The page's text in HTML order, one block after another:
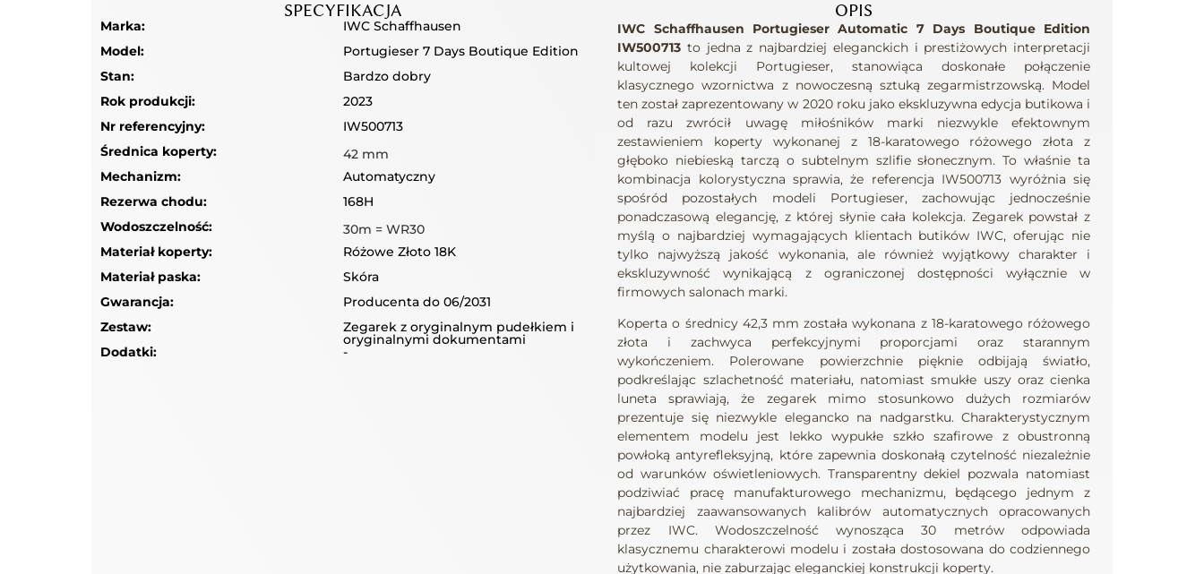
SPECYFIKACJA
Marka:
IWC Schaffhausen
Model:
Portugieser 7 Days Boutique Edition
Stan:
Bardzo dobry
Rok produkcji:
2023
Nr referencyjny:
IW500713
Średnica koperty:
42 mm
Mechanizm:
Automatyczny
Rezerwa chodu:
168H
Wodoszczelność:
30m = WR30
Materiał koperty:
Różowe Złoto 18K
Materiał paska:
Skóra
Gwarancja:
Producenta do 06/2031
Zestaw:
Zegarek z oryginalnym pudełkiem i
oryginalnymi dokumentami
Dodatki: -
OPIS
IWC Schaffhausen Portugieser Automatic 7 Days Boutique Edition
IW500713 to jedna z najbardziej eleganckich i prestiżowych interpretacji
kultowej kolekcji Portugieser, stanowiąca doskonałe połączenie
klasycznego wzornictwa z nowoczesną sztuką zegarmistrzowską. Model
ten został zaprezentowany w 2020 roku jako ekskluzywna edycja butikowa i
od razu zwrócił uwagę miłośników marki niezwykle efektownym
zestawieniem koperty wykonanej z 18-karatowego różowego złota z
głęboko niebieską tarczą o subtelnym szlifie słonecznym. To właśnie ta
kombinacja kolorystyczna sprawia, że referencja IW500713 wyróżnia się
spośród pozostałych modeli Portugieser, zachowując jednocześnie
ponadczasową elegancję, z której słynie cała kolekcja. Zegarek powstał z
myślą o najbardziej wymagających klientach butików IWC, oferując nie
tylko najwyższą jakość wykonania, ale również wyjątkowy charakter i
ekskluzywność wynikającą z ograniczonej dostępności wyłącznie w
firmowych salonach marki.
Koperta o średnicy 42,3 mm została wykonana z 18-karatowego różowego
złota i zachwyca perfekcyjnymi proporcjami oraz starannym
wykończeniem. Polerowane powierzchnie pięknie odbijają światło,
podkreślając szlachetność materiału, natomiast smukłe uszy oraz cienka
luneta sprawiają, że zegarek mimo stosunkowo dużych rozmiarów
prezentuje się niezwykle elegancko na nadgarstku. Charakterystycznym
elementem modelu jest lekko wypukłe szkło szafirowe z obustronną
powłoką antyrefleksyjną, które zapewnia doskonałą czytelność niezależnie
od warunków oświetleniowych. Transparentny dekiel pozwala natomiast
podziwiać pracę manufakturowego mechanizmu, będącego jednym z
najbardziej zaawansowanych kalibrów automatycznych opracowanych
przez IWC. Wodoszczelność wynosząca 30 metrów odpowiada
klasycznemu charakterowi modelu i została dostosowana do codziennego
użytkowania, nie zaburzając eleganckiej konstrukcji koperty.